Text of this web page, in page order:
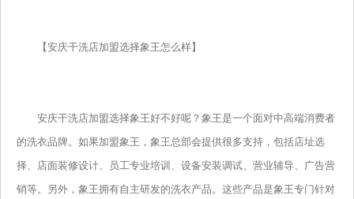
【安庆干洗店加盟选择象王怎么样】
安庆干洗店加盟选择象王好不好呢？象王是一个面对中高端消费者
的洗衣品牌。如果加盟象王，象王总部会提供很多支持，包括店址选
择、店面装修设计、员工专业培训、设备安装调试、营业辅导、广告营
销等。另外，象王拥有自主研发的洗衣产品。这些产品是象王专门针对